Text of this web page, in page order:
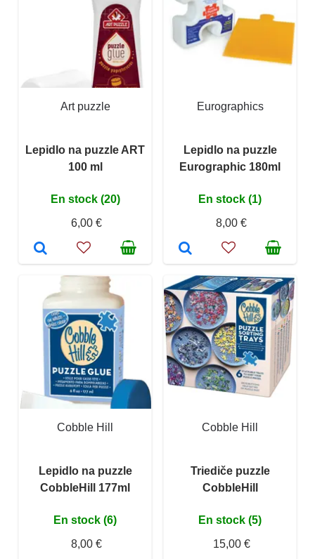
Art puzzle
Lepidlo na puzzle ART
100 ml
En stock (20)
6,00 €
Eurographics
Lepidlo na puzzle
Eurographic 180ml
En stock (1)
8,00 €
Cobble Hill
Lepidlo na puzzle
CobbleHill 177ml
En stock (6)
8,00 €
Cobble Hill
Triediče puzzle
CobbleHill
En stock (5)
15,00 €